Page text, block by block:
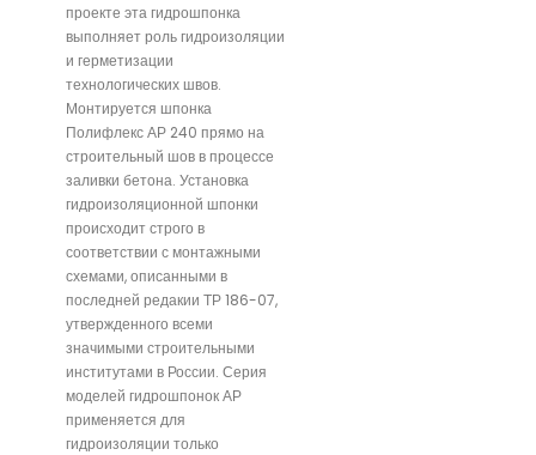
проекте эта гидрошпонка
выполняет роль гидроизоляции
и герметизации
технологических швов.
Монтируется шпонка
Полифлекс АР 240 прямо на
строительный шов в процессе
заливки бетона. Установка
гидроизоляционной шпонки
происходит строго в
соответствии с монтажными
схемами, описанными в
последней редакии ТР 186-07,
утвержденного всеми
значимыми строительными
институтами в России. Серия
моделей гидрошпонок АР
применяется для
гидроизоляции только